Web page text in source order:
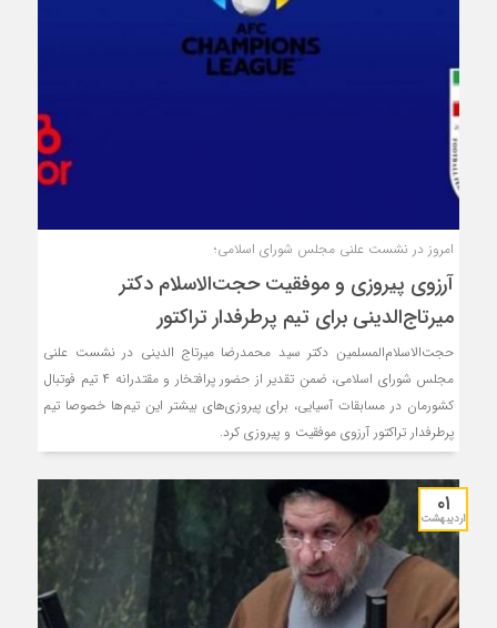
امروز در نشست علنی مجلس شورای اسلامی؛
آرزوی پیروزی و موفقیت حجت‌الاسلام دکتر
میرتاج‌الدینی برای تیم پرطرفدار تراکتور
حجت‌الاسلام‌المسلمین دکتر سید محمدرضا میرتاج الدینی در نشست علنی
مجلس شورای اسلامی، ضمن تقدیر از حضور پرافتخار و مقتدرانه ۴ تیم فوتبال
کشورمان در مسابقات آسیایی، برای پیروزی‌های بیشتر این تیم‌ها خصوصا تیم
پرطرفدار تراکتور آرزوی موفقیت و پیروزی کرد.
۰۱
اردیبهشت